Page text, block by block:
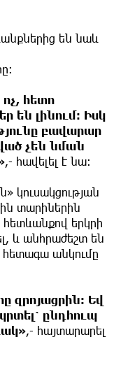
են նաև
հետո
են լինում: Իսկ
բավարար
չեն նման
,- հավելել է նա։
կուսակցության
տարիներին
երկրի
և անհրաժեշտ են
հետագա անկումը
զրոյացրին: Եվ
ընդհուպ
,- հայտարարել